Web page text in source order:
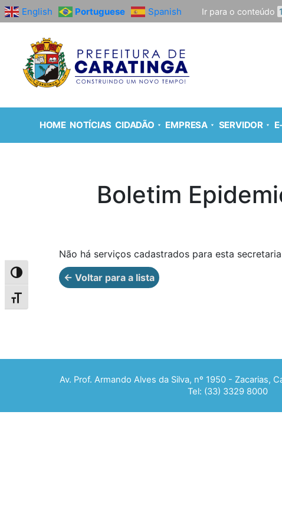
Alternar alto contraste
Alternar tamanho da fonte
English Portuguese Spanish Ir para o conteúdo 1
HOME NOTÍCIAS CIDADÃO EMPRESA SERVIDOR
Boletim
Não há serviços cadastrados para esta
← Voltar para a lista
Av. Prof. Armando Alves da Silva, nº 1950 - Zacarias,
Tel: (33) 3329 8000